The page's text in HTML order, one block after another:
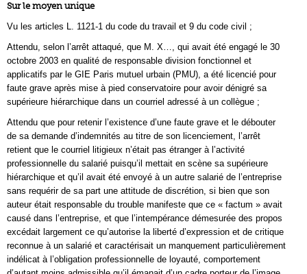
Sur le moyen unique
Vu les articles L. 1121-1 du code du travail et 9 du code civil ;
Attendu, selon l’arrêt attaqué, que M. X…, qui avait été engagé le 30
octobre 2003 en qualité de responsable division fonctionnel et
applicatifs par le GIE Paris mutuel urbain (PMU), a été licencié pour
faute grave après mise à pied conservatoire pour avoir dénigré sa
supérieure hiérarchique dans un courriel adressé à un collègue ;
Attendu que pour retenir l’existence d’une faute grave et le débouter
de sa demande d’indemnités au titre de son licenciement, l’arrêt
retient que le courriel litigieux n’était pas étranger à l’activité
professionnelle du salarié puisqu’il mettait en scène sa supérieure
hiérarchique et qu’il avait été envoyé à un autre salarié de l’entreprise
sans requérir de sa part une attitude de discrétion, si bien que son
auteur était responsable du trouble manifeste que ce « factum » avait
causé dans l’entreprise, et que l’intempérance démesurée des propos
excédait largement ce qu’autorise la liberté d’expression et de critique
reconnue à un salarié et caractérisait un manquement particulièrement
indélicat à l’obligation professionnelle de loyauté, comportement